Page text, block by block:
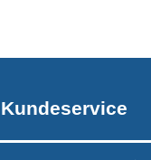
Kundeservice